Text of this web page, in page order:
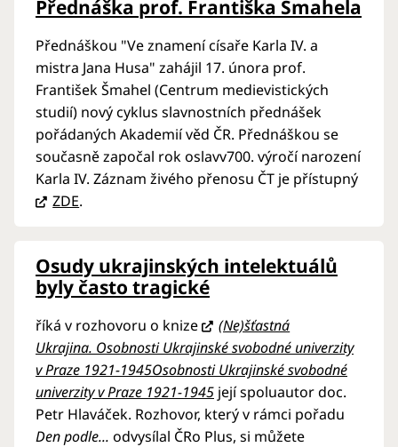
Přednáška prof. Františka Šmahela
Přednáškou "Ve znamení císaře Karla IV. a
mistra Jana Husa" zahájil 17. února prof.
František Šmahel (Centrum medievistických
studií) nový cyklus slavnostních přednášek
pořádaných Akademií věd ČR. Přednáškou se
současně započal rok oslavv700. výročí narození
Karla IV. Záznam živého přenosu ČT je přístupný
ZDE.
Osudy ukrajinských intelektuálů
byly často tragické
říká v rozhovoru o knize
(Ne)šťastná
Ukrajina. Osobnosti Ukrajinské svobodné univerzity
v Praze 1921-1945Osobnosti Ukrajinské svobodné
univerzity v Praze 1921-1945 její spoluautor doc.
Petr Hlaváček. Rozhovor, který v rámci pořadu
Den podle... odvysílal ČRo Plus, si můžete